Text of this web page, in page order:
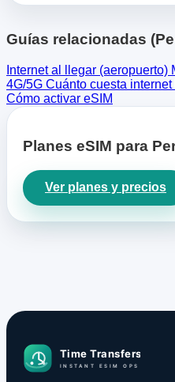
Guías relacionadas
Internet al llegar (aeropuerto)
4G/5G Cuánto cuesta internet
Cómo activar eSIM
Planes eSIM para
Ver planes y precios